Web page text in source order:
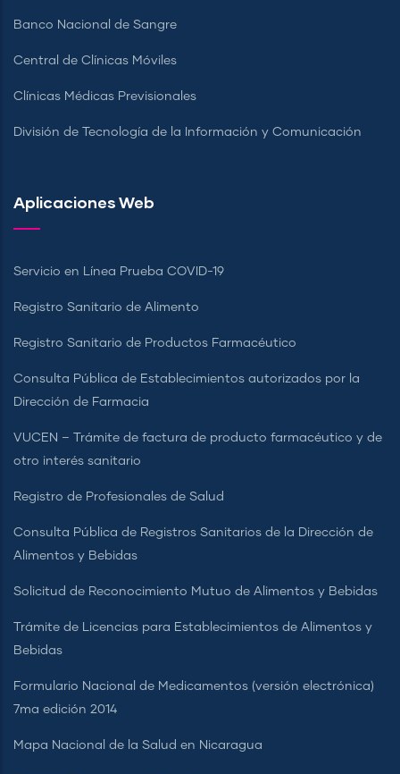
Banco Nacional de Sangre
Central de Clínicas Móviles
Clínicas Médicas Previsionales
División de Tecnología de la Información y Comunicación
Aplicaciones Web
Servicio en Línea Prueba COVID-19
Registro Sanitario de Alimento
Registro Sanitario de Productos Farmacéutico
Consulta Pública de Establecimientos autorizados por la
Dirección de Farmacia
VUCEN – Trámite de factura de producto farmacéutico y de
otro interés sanitario
Registro de Profesionales de Salud
Consulta Pública de Registros Sanitarios de la Dirección de
Alimentos y Bebidas
Solicitud de Reconocimiento Mutuo de Alimentos y Bebidas
Trámite de Licencias para Establecimientos de Alimentos y
Bebidas
Formulario Nacional de Medicamentos (versión electrónica)
7ma edición 2014
Mapa Nacional de la Salud en Nicaragua